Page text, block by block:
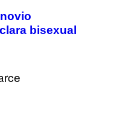
bisexual